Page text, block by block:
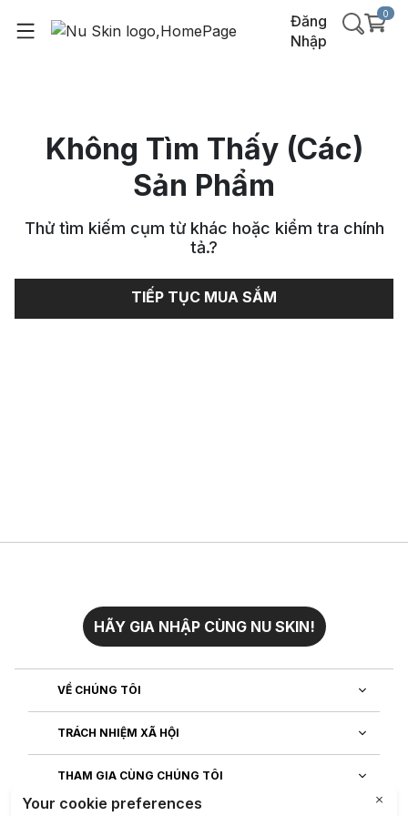
Đăng
Nhập
0
Không Tìm Thấy (Các)
Sản Phẩm
Thử tìm kiếm cụm từ khác hoặc kiểm tra chính
tả.?
TIẾP TỤC MUA SẮM
HÃY GIA NHẬP CÙNG NU SKIN!
VỀ CHÚNG TÔI
TRÁCH NHIỆM XÃ HỘI
THAM GIA CÙNG CHÚNG TÔI